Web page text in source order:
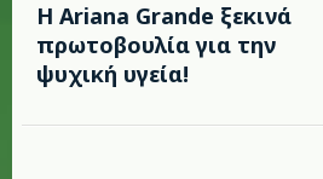
Η Ariana Grande ξεκινά
πρωτοβουλία για την
ψυχική υγεία!